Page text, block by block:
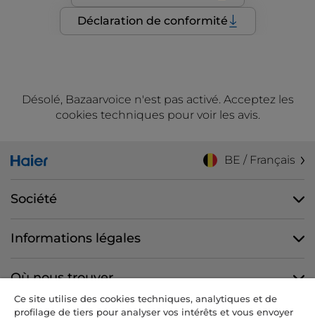
Déclaration de conformité
Désolé, Bazaarvoice n'est pas activé. Acceptez les
cookies techniques pour voir les avis.
BE / Français
Société
Informations légales
Où nous trouver
Ce site utilise des cookies techniques, analytiques et de
profilage de tiers pour analyser vos intérêts et vous envoyer